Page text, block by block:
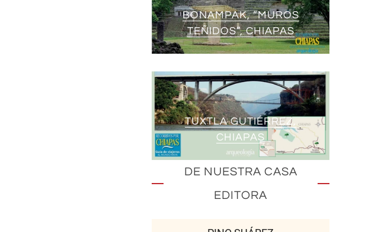
BONAMPAK, “MUROS
TEÑIDOS”, CHIAPAS
TUXTLA GUTIÉRREZ,
CHIAPAS
DE NUESTRA CASA
EDITORA